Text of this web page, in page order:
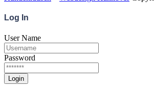
Log In
User Name
Password